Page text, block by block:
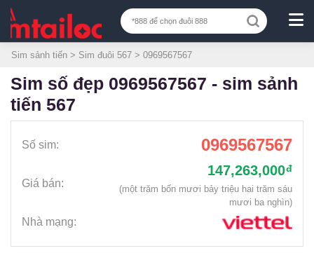
Sim sảnh tiến > Sim đuôi 567 > 0969567567
sim số đẹp 0969567567 - sim sảnh
tiến 567
Số sim: 0969567567
Giá bán:
147,263,000đ
(một trăm bốn mươi bảy triệu hai trăm sáu
mươi ba nghìn)
Nhà mạng: